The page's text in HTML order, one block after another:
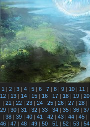
1 | 2 | 3 | 4 | 5 | 6 | 7 | 8 | 9 | 10 | 11 |
12 | 13 | 14 | 15 | 16 | 17 | 18 | 19 | 20
| 21 | 22| 23| 24| 25| 26| 27| 28|
29 | 30 | 31 | 32 | 33 | 34 | 35 | 36 | 37
| 38| 39| 40| 41 | 42| 43| 44| 45|
46 | 47 | 48 | 49 | 50 | 51 | 52 | 53 | 54